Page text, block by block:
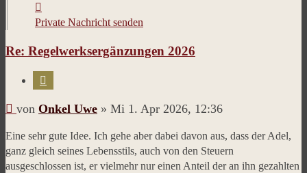
von
Uwe
Private Nachricht senden
Re: Regelwerksergänzungen 2026
Beitrag
von Onkel Uwe » Mi 1. Apr 2026, 12:36
Eine sehr gute Idee. Ich gehe aber dabei davon aus, dass der Adel,
ganz gleich seines Lebensstils, auch von den Steuern
ausgeschlossen ist, er vielmehr nur einen Anteil der an ihn gezahlten